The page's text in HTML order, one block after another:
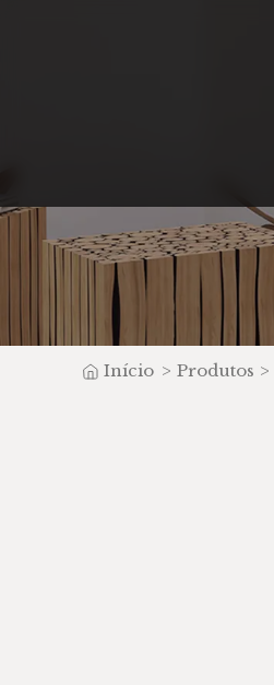
Início > Produtos >